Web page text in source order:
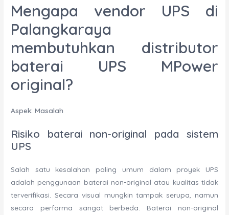
Mengapa vendor UPS di
Palangkaraya
membutuhkan distributor
baterai UPS MPower
original?
Aspek: Masalah
Risiko baterai non-original pada sistem
UPS
Salah satu kesalahan paling umum dalam proyek UPS
adalah penggunaan baterai non-original atau kualitas tidak
terverifikasi. Secara visual mungkin tampak serupa, namun
secara performa sangat berbeda. Baterai non-original